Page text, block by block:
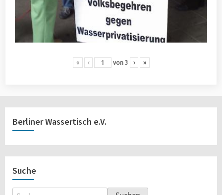
« ‹ von 3 › »
Berliner Wassertisch e.V.
Suche
Suchen